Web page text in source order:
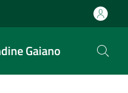
Gaiano